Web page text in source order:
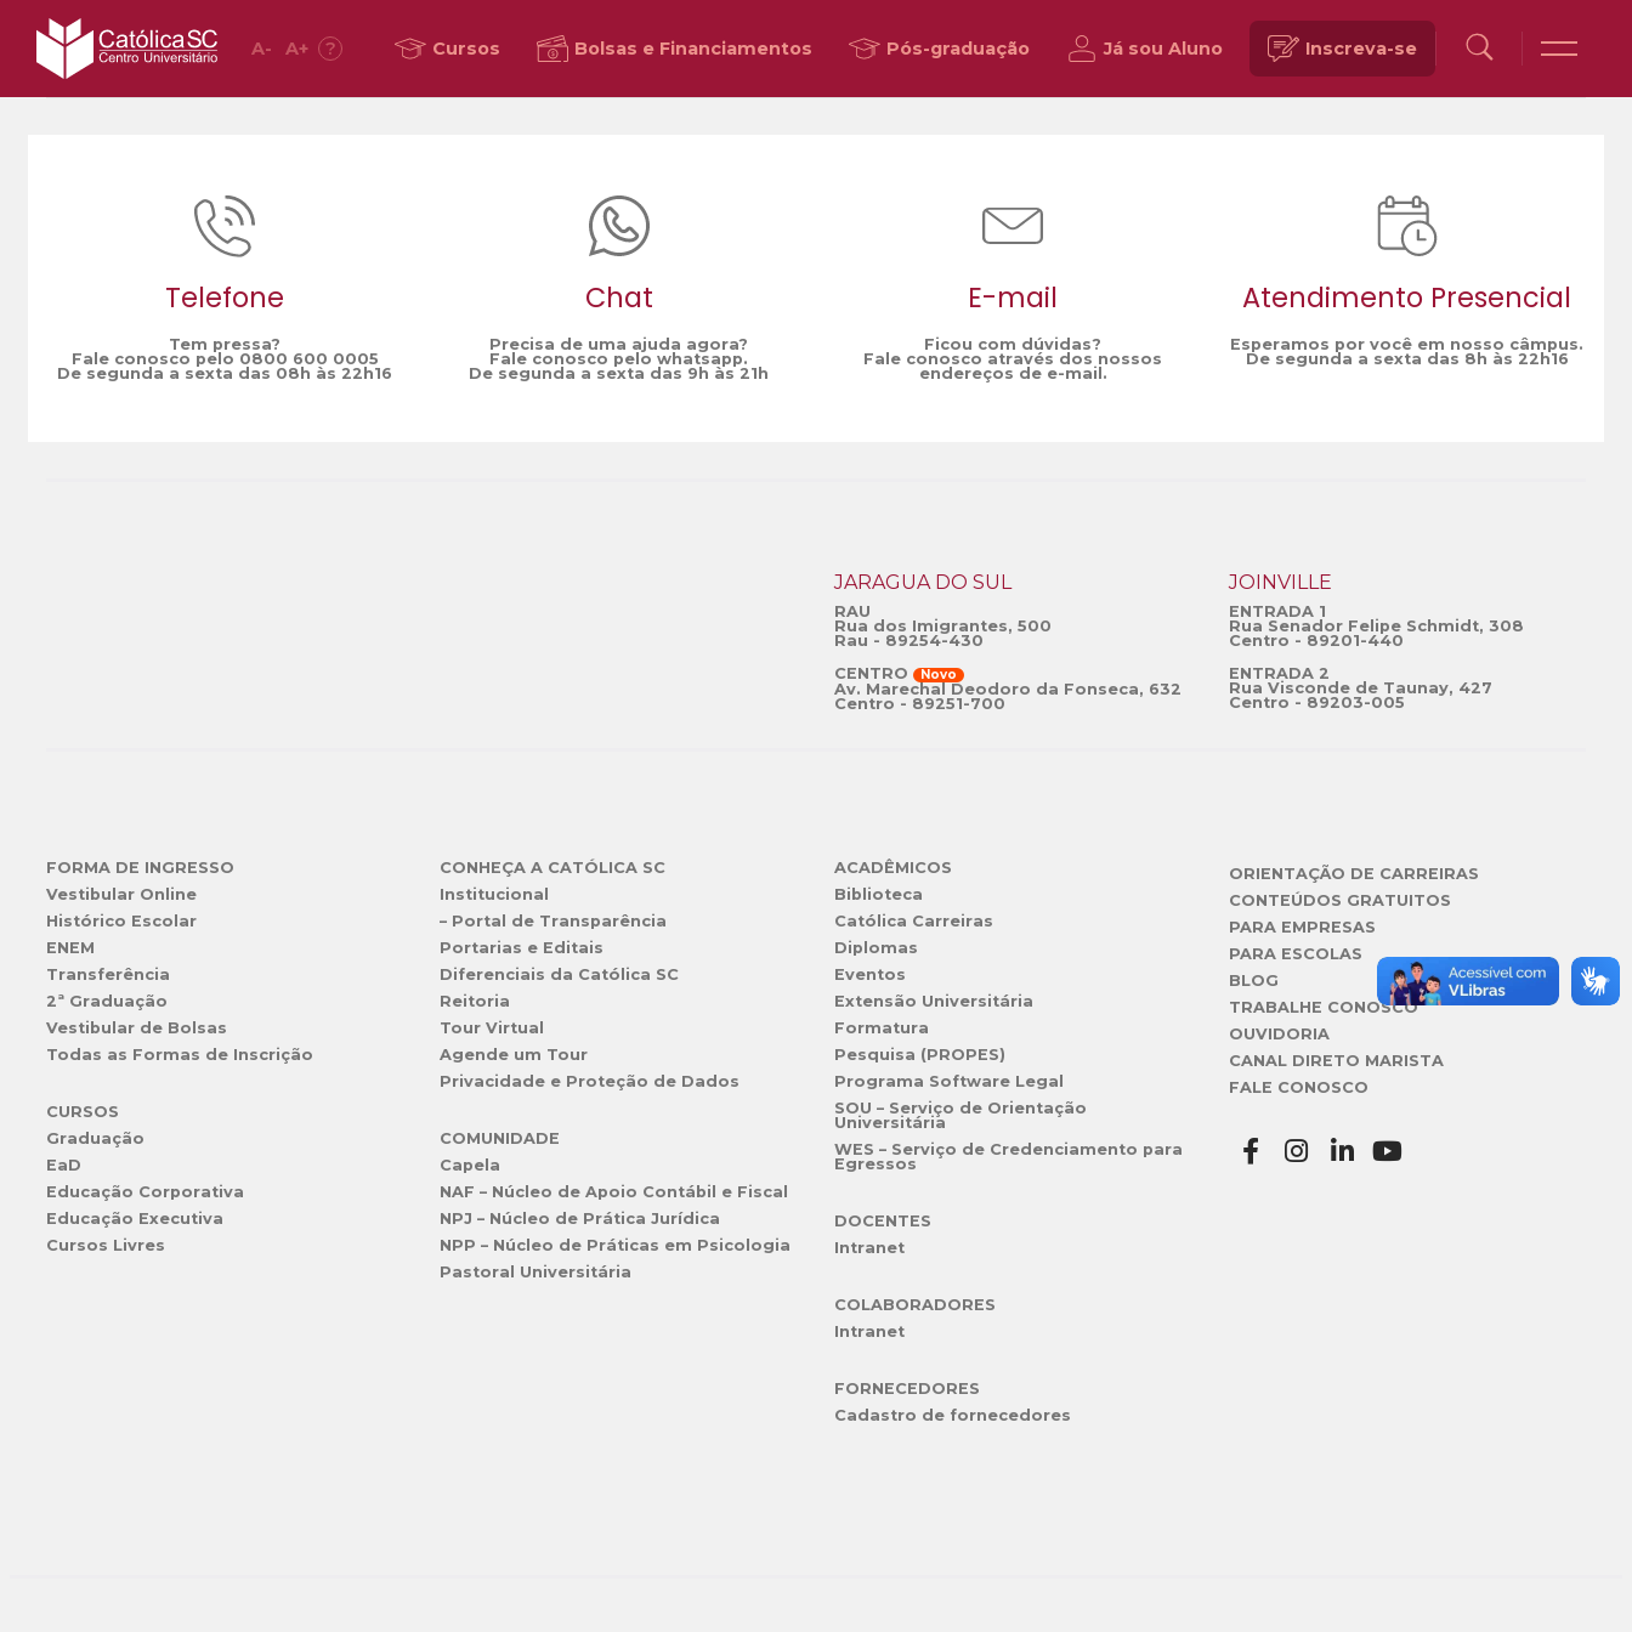
A- A+ ? Cursos Bolsas e Financiamentos Pós-graduação Já sou Aluno Inscreva-se
Home analista de sistemas júnior
Telefone
Tem pressa?
Fale conosco pelo 0800 600 0005
De segunda a sexta das 08h às 22h16
Chat
Precisa de uma ajuda agora?
Fale conosco pelo whatsapp.
De segunda a sexta das 9h às 21h
E-mail
Ficou com dúvidas?
Fale conosco através dos nossos
endereços de e-mail.
Atendimento Presencial
Esperamos por você em nosso câmpus.
De segunda a sexta das 8h às 22h16
JARAGUÁ DO SUL
RAU
Rua dos Imigrantes, 500
Rau - 89254-430
CENTRO
Novo
Av. Marechal Deodoro da Fonseca, 632
Centro - 89251-700
JOINVILLE
ENTRADA 1
Rua Senador Felipe Schmidt, 308
Centro - 89201-440
ENTRADA 2
Rua Visconde de Taunay, 427
Centro - 89203-005
FORMA DE INGRESSO
Vestibular Online
Histórico Escolar
ENEM
Transferência
2ª Graduação
Vestibular de Bolsas
Todas as Formas de Inscrição
CURSOS
Graduação
EaD
Educação Corporativa
Educação Executiva
Cursos Livres
CONHEÇA A CATÓLICA SC
Institucional
– Portal de Transparência
Portarias e Editais
Diferenciais da Católica SC
Reitoria
Tour Virtual
Agende um Tour
Privacidade e Proteção de Dados
COMUNIDADE
Capela
NAF – Núcleo de Apoio Contábil e Fiscal
NPJ – Núcleo de Prática Jurídica
NPP – Núcleo de Práticas em Psicologia
Pastoral Universitária
ACADÊMICOS
Biblioteca
Católica Carreiras
Diplomas
Eventos
Extensão Universitária
Formatura
Pesquisa (PROPES)
Programa Software Legal
SOU – Serviço de Orientação
Universitária
WES – Serviço de Credenciamento para
Egressos
DOCENTES
Intranet
COLABORADORES
Intranet
FORNECEDORES
Cadastro de fornecedores
ORIENTAÇÃO DE CARREIRAS
CONTEÚDOS GRATUITOS
PARA EMPRESAS
PARA ESCOLAS
BLOG
TRABALHE CONOSCO
OUVIDORIA
CANAL DIRETO MARISTA
FALE CONOSCO